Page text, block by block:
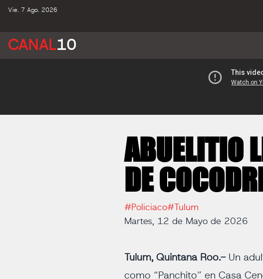
Vie. 7 Ago. 2026
CANAL10
ABUELITIO
DE
#Policiaco#Tulum
Martes, 12 de Mayo de 2026
Tulum, Quintana Roo.-Un
como “Panchito” en Casa